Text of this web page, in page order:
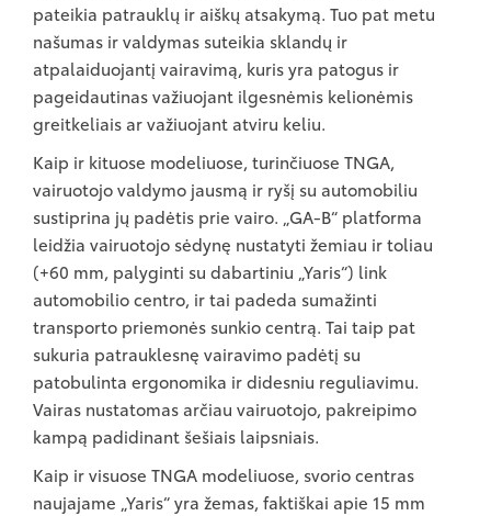
pateikia patrauklų ir aiškų atsakymą. Tuo pat metu
našumas ir valdymas suteikia sklandų ir
atpalaiduojantį vairavimą, kuris yra patogus ir
pageidautinas važiuojant ilgesnėmis kelionėmis
greitkeliais ar važiuojant atviru keliu.
Kaip ir kituose modeliuose, turinčiuose TNGA,
vairuotojo valdymo jausmą ir ryšį su automobiliu
sustiprina jų padėtis prie vairo. „GA-B“ platforma
leidžia vairuotojo sėdynę nustatyti žemiau ir toliau
(+60 mm, palyginti su dabartiniu „Yaris“) link
automobilio centro, ir tai padeda sumažinti
transporto priemonės sunkio centrą. Tai taip pat
sukuria patrauklesnę vairavimo padėtį su
patobulinta ergonomika ir didesniu reguliavimu.
Vairas nustatomas arčiau vairuotojo, pakreipimo
kampą padidinant šešiais laipsniais.
Kaip ir visuose TNGA modeliuose, svorio centras
naujajame „Yaris“ yra žemas, faktiškai apie 15 mm